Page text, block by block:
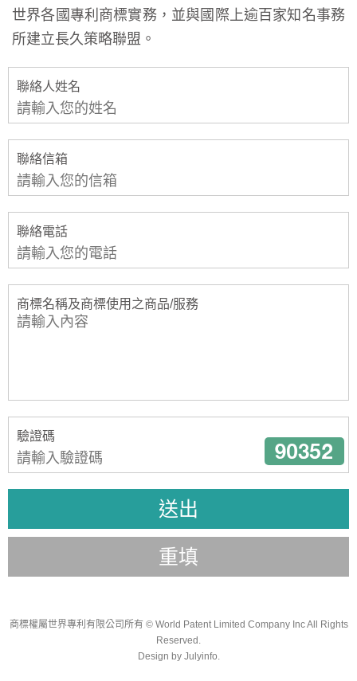
世界各國專利商標實務，並與國際上逾百家知名事務
所建立長久策略聯盟。
聯絡人姓名
聯絡信箱
聯絡電話
商標名稱及商標使用之商品/服務
驗證碼
送出
重填
商標權屬世界專利有限公司所有© World Patent Limited Company Inc All Rights
Reserved.
Design by Julyinfo.